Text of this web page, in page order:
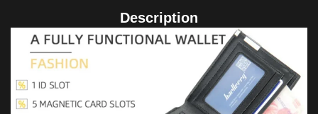
Description